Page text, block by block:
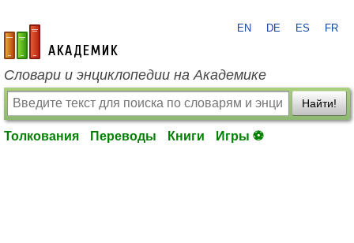
academic.ru
EN DE ES FR
Словари и энциклопедии на Академике
Найти!
Толкования Переводы Книги Игры ⚽